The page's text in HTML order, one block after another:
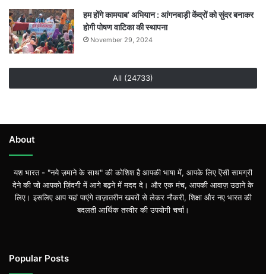
हम होंगे कामयाब’ अभियान : आंगनबाड़ी केंद्रों को सुंदर बनाकर
होगी पोषण वाटिका की स्थापना
November 29, 2024
All (24733)
About
यश भारत - "नये ज़माने के साथ" की कोशिश है आपकी भाषा में, आपके लिए ऎसी सामग्री
देने की जो आपको ज़िंदगी में आगे बढ़ने में मदद दे। और एक मंच, आपकी आवाज़ उठाने के
लिए। इसलिए आप यहां पाएंगे ताज़ातरीन खबरों से लेकर नौकरी, शिक्षा और नए भारत की
बदलती आर्थिक तस्वीर की उपयोगी चर्चा।
Popular Posts